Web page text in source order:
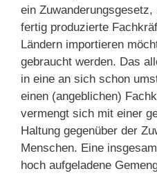
ein
fertig produzierte
Ländern importieren
gebraucht werden. Das
in eine an sich schon
einen (angeblichen)
vermengt sich mit einer
Haltung gegenüber der
Menschen. Eine
hoch aufgeladene